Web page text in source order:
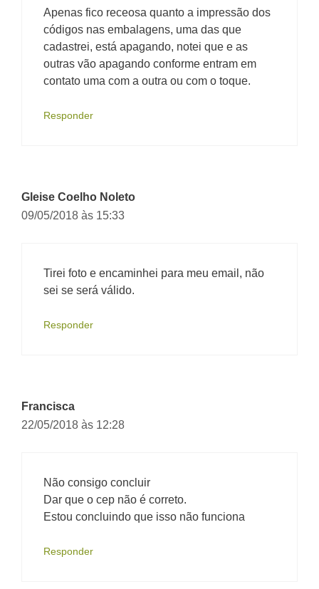
Apenas fico receosa quanto a impressão dos
códigos nas embalagens, uma das que
cadastrei, está apagando, notei que e as
outras vão apagando conforme entram em
contato uma com a outra ou com o toque.
Responder
Gleise Coelho Noleto
09/05/2018 às 15:33
Tirei foto e encaminhei para meu email, não
sei se será válido.
Responder
Francisca
22/05/2018 às 12:28
Não consigo concluir
Dar que o cep não é correto.
Estou concluindo que isso não funciona
Responder